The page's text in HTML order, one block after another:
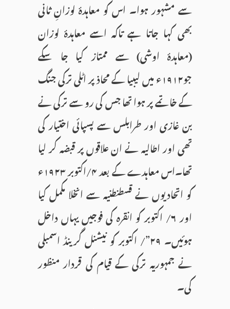
سے مشہور ہوا۔ اس کو معاہدۂ لوزانِ ثانی
بھی کہا جاتا ہے تاکہ اسے معاہدۂ لوزان
(معاہدۂ اوشی) سے ممتاز کیا جا سکے
جو۱۹۱۲ء میں لیبیا کے محاذ پر اٹلی ترکی جنگ
کے خاتمے پر ہوا تھا جس کی رو سے ترکی نے
بن غازی اور طرابلس سے پسپائی اختیار کی
تھی اور اطالیہ نے ان علاقوں پر قبضہ کر لیا
تھا۔اس معاہدے کے بعد ۴/اکتوبر ۱۹۲۳ء
کو اتحادیوں نے قسطنطنیہ سے انخلا مکمل کیا
اور ۶/ اکتوبر کو انقرہ کی فوجیں یہاں داخل
ہوئیں۔ ۲۹”/ اکتوبر کو نیشنل گرینڈ اسمبلی
نے جمہوریہ ترکی کے قیام کی قردار منظور
کی۔